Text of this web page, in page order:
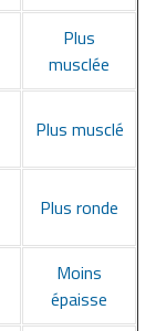
Plus
musclée
Plus musclé
Plus ronde
Moins
épaisse